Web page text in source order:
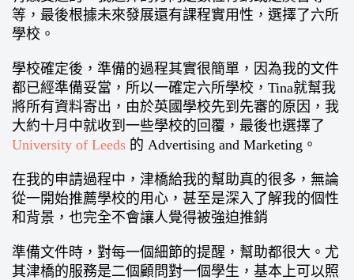
等，最後根據未來發展還有課程實用性，選擇了六所
學校。
學校確定後，準備的過程其實很簡單，因為我的文件
都已經準備妥當，所以一確定六所學校，Tina就幫我
將所有資料寄出，由於英國學校先到先審的原因，我
大約十月中就收到一些學校的回覆，最後也選擇了
University of Leeds 的 Advertising and Marketing。
在我的申請過程中，津橋給我的幫助真的很多，無論
從一開始推薦學校的用心，甚至是深入了解我的個性
和背景，也完全不會讓人覺得被強迫推銷
準備文件時，對每一個細節的提醒，幫助都很大。尤
其津橋的服務是二個顧問對一個學生，基本上可以照